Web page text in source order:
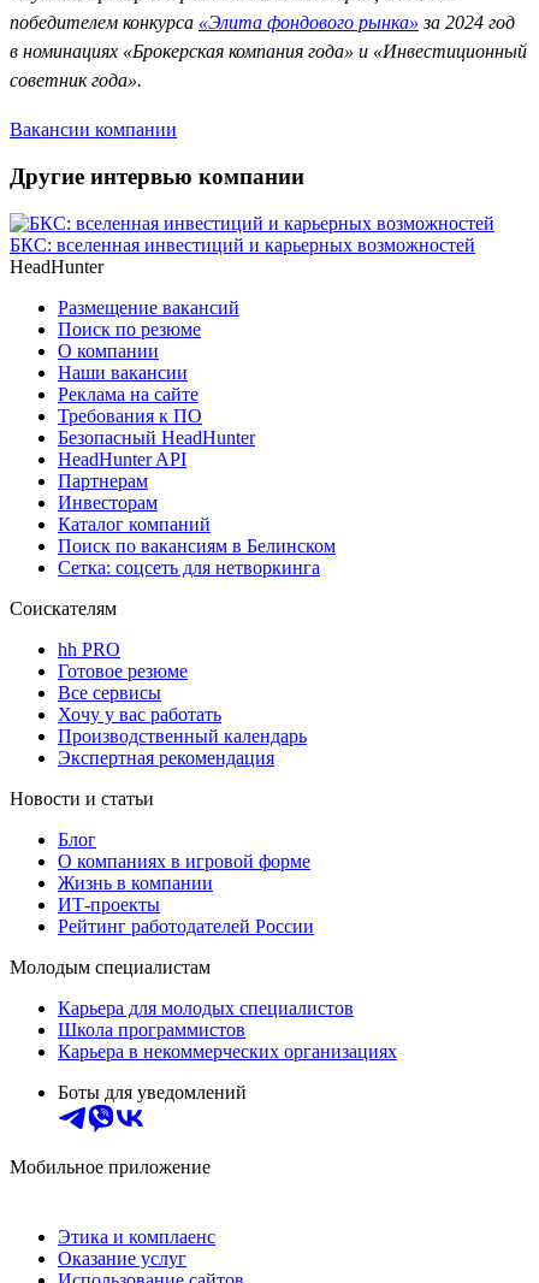
победителем конкурса «Элита фондового рынка» за 2024 год
в номинациях «Брокерская компания года» и «Инвестиционный
советник года».
Вакансии компании
Другие интервью компании
БКС: вселенная инвестиций и карьерных возможностей
HeadHunter
Размещение вакансий
Поиск по резюме
О компании
Наши вакансии
Реклама на сайте
Требования к ПО
Безопасный HeadHunter
HeadHunter API
Партнерам
Инвесторам
Каталог компаний
Поиск по вакансиям в Белинском
Сетка: соцсеть для нетворкинга
Соискателям
hh PRO
Готовое резюме
Все сервисы
Хочу у вас работать
Производственный календарь
Экспертная рекомендация
Новости и статьи
Блог
О компаниях в игровой форме
Жизнь в компании
ИТ-проекты
Рейтинг работодателей России
Молодым специалистам
Карьера для молодых специалистов
Школа программистов
Карьера в некоммерческих организациях
Боты для уведомлений
Мобильное приложение
Этика и комплаенс
Оказание услуг